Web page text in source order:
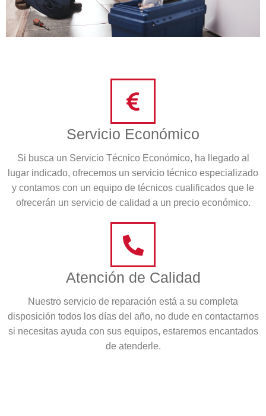
Servicio Económico
Si busca un Servicio Técnico Económico, ha llegado al
lugar indicado, ofrecemos un servicio técnico especializado
y contamos con un equipo de técnicos cualificados que le
ofrecerán un servicio de calidad a un precio económico.
Atención de Calidad
Nuestro servicio de reparación está a su completa
disposición todos los días del año, no dude en contactarnos
si necesitas ayuda con sus equipos, estaremos encantados
de atenderle.